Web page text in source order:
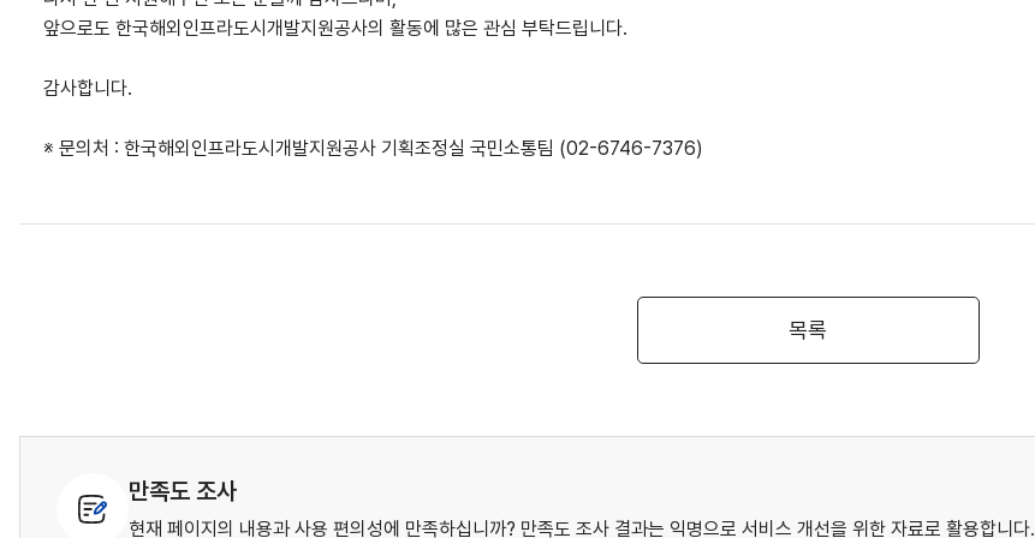
앞으로도 한국해외인프라도시개발지원공사의 활동에 많은 관심 부탁드립니다.
감사합니다.
※ 문의처 : 한국해외인프라도시개발지원공사 기획조정실 국민소통팀 (02-6746-7376)
목록
만족도 조사
현재 페이지의 내용과 사용 편의성에 만족하십니까? 만족도 조사 결과는 익명으로 서비스 개선을 위한 자료로 활용합니다.